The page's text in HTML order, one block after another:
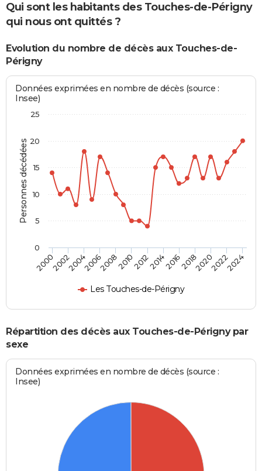
Qui sont les habitants des Touches-de-Périgny
qui nous ont quittés ?
Evolution du nombre de décès aux Touches-de-
Périgny
Personnes décédées
Données exprimées en nombre de décès (source :
Insee)
Les Touches-de-Périgny
2000200220042006200820102012201420162018202020222024
0
5
10
15
20
25
Répartition des décès aux Touches-de-Périgny par
sexe
Données exprimées en nombre de décès (source :
Insee)